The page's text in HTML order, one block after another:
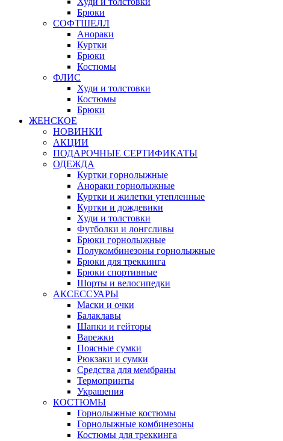
Брюки
СОФТШЕЛЛ
Анораки
Куртки
Брюки
Костюмы
ФЛИС
Худи и толстовки
Костюмы
Брюки
ЖЕНСКОЕ
НОВИНКИ
АКЦИИ
ПОДАРОЧНЫЕ СЕРТИФИКАТЫ
ОДЕЖДА
Куртки горнолыжные
Анораки горнолыжные
Куртки и жилетки утепленные
Куртки и дождевики
Худи и толстовки
Футболки и лонгсливы
Брюки горнолыжные
Полукомбинезоны горнолыжные
Брюки для треккинга
Брюки спортивные
Шорты и велосипедки
АКСЕССУАРЫ
Маски и очки
Балаклавы
Шапки и гейторы
Варежки
Поясные сумки
Рюкзаки и сумки
Средства для мембраны
Термопринты
Украшения
КОСТЮМЫ
Горнолыжные костюмы
Горнолыжные комбинезоны
Костюмы для треккинга